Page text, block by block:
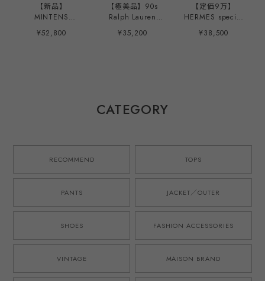
【新品】
MINTENS
Vintage made in
ENGLAND Fabric
ブルー 日本製 ゴ
ムウエスト ウール
ブランド M-52モ
W31~33・実寸
W34~36
¥52,800
【極美品】90s
Ralph Lauren
special rayon
shirt Green S/S
ントコンディショ
¥35,200
【定価9万】
HERMES special
polo shirt made
in Italy mint
¥38,500
CATEGORY
RECOMMEND TOPS
PANTS JACKET／OUTER
SHOES FASHION ACCESSORIES
VINTAGE MAISON BRAND